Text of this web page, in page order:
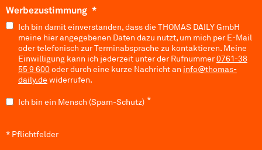
Werbezustimmung *
Ich bin damit einverstanden, dass die THOMAS DAILY GmbH
meine hier angegebenen Daten dazu nutzt, um mich per E-Mail
oder telefonisch zur Terminabsprache zu kontaktieren. Meine
Einwilligung kann ich jederzeit unter der Rufnummer0761-38
55 9 600oder durch eine kurze Nachricht an info@thomas-
daily.de widerrufen.
S
m
Ich bin ein Mensch (Spam-Schutz) *
* Pflichtfelder